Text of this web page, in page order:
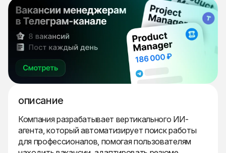
описание
Компания разрабатывает вертикального ИИ-
агента, который автоматизирует поиск работы
для профессионалов, помогая пользователям